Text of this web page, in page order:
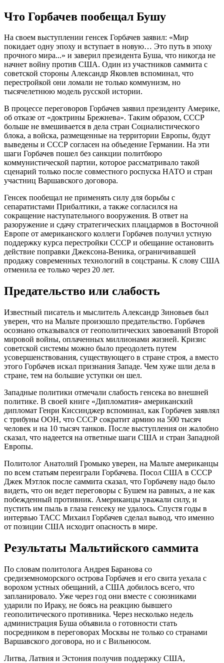
Что Горбачев пообещал Бушу
На своем выступлении генсек Горбачев заявил: «Мир
покидает одну эпоху и вступает в новую… Это путь в эпоху
прочного мира...» и заверил президента Буша, что никогда не
начнет войну против США. Один из участников саммита с
советской стороны Александр Яковлев вспоминал, что
перестройкой они ломали не только коммунизм, но
тысячелетнюю модель русской истории.
В процессе переговоров Горбачев заявил президенту Америке,
об отказе от «доктрины Брежнева». Таким образом, СССР
больше не вмешивается в дела стран Социалистического
блока, а войска, размещенные на территории Европы, будут
выведены и СССР согласен на объедение Германии. На эти
шаги Горбачев пошел без санкции политбюро
коммунистической партии, которое рассматривало такой
сценарий только после совместного роспуска НАТО и стран
участниц Варшавского договора.
Генсек пообещал не применять силу для борьбы с
сепаратистами Прибалтики, а также согласился на
сокращение наступательного вооружения. В ответ на
разоружение и сдачу стратегических плацдармов в Восточной
Европе от американского коллеги Горбачев получил устную
поддержку курса перестройки СССР и обещание остановить
действие поправки Джексона-Веника, ограничивавшей
продажу современных технологий в соцстраны. К слову США
отменила ее только через 20 лет.
Предательство или слабость
Известный писатель и мыслитель Александр Зиновьев был
уверен, что на Мальте произошло предательство. Горбачев
осознано отказывался от геополитических завоеваний Второй
мировой войны, оплаченных миллионами жизней. Кризис
советской системы можно было преодолеть путем
усовершенствования, существующего в стране строя, а вместо
этого Горбачев искал признания Западе. Чем хуже шли дела в
стране, тем на большие уступки он шел.
Западные политики отмечали слабость генсека во внешней
политике. В своей книге «Дипломатия» американский
дипломат Генри Киссинджер вспоминал, как Горбачев заявлял
с трибуны ООН, что СССР сократит армию на 500 тысяч
человек и на 10 тысяч танков. После выступления он жалобно
сказал, что надеется на ответные шаги США и стран Западной
Европы.
Политолог Анатолий Громыко уверен, на Мальте американцы
по всем статьям переиграли Горбачева. Посол США в СССР
Джек Мэтлок после саммита сказал, что Горбачеву надо было
видеть, что он ведет переговоры с Бушем на равных, а не как
побежденный противник. Американцы уважали силу, и
пустить им пыль в глаза генсеку не удалось. Спустя годы в
интервью ТАСС Михаил Горбачев сделал вывод, что именно
от позиции США исходит опасность в мире.
Результаты Мальтийского саммита
По словам политолога Андрея Баранова со
средиземноморского острова Горбачев и его свита уехала с
ворохом устных обещаний, а США добилось всего, что
запланировало. Уже через год они вместе с союзниками
ударили по Ираку, не боясь на реакцию бывшего
геополитического противника. Через несколько недель
администрация Буша объявила о готовности стать
посредником в переговорах Москвы не только со странами
Варшавского договора, но и с Вильнюсом.
Литва, Латвия и Эстония получив поддержку США,